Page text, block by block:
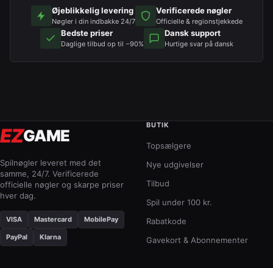
Øjeblikkelig levering
Nøgler i din indbakke 24/7
Verificerede nøgler
Officielle & regionstjekkede
Bedste priser
Daglige tilbud op til −90%
Dansk support
Hurtige svar på dansk
EZGAME
Spilnøgler leveret med det
samme, 24/7. Verificerede
officielle nøgler og skarpe priser
hver dag.
VISA Mastercard MobilePay
PayPal Klarna
BUTIK
Topsælgere
Nye udgivelser
Tilbud
Spil under 100 kr.
Rabatkode
Gavekort & Abonnementer